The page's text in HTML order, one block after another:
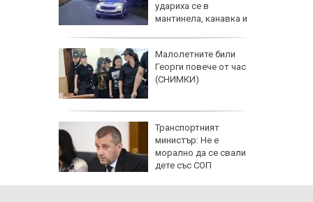
удариха се в
мантинела, канавка и
Малолетните били
Георги повече от час
(СНИМКИ)
Транспортният
министър: Не е
морално да се свали
дете със СОП